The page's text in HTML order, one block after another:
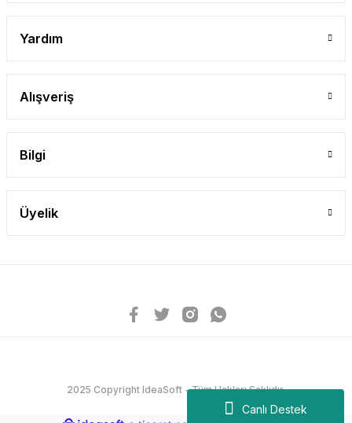
Canlı Destek
Yardım
Alışveriş
Bilgi
Üyelik
2025 Copyright IdeaSoft - Tüm Hakları Saklıdır.